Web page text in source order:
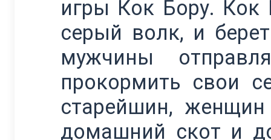
игры Кок Бору. Кок
серый волк, и
мужчины
прокормить свои
старейшин,
домашний скот и